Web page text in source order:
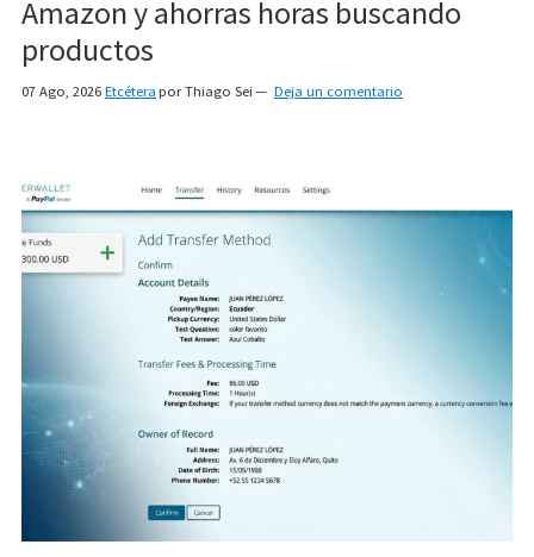
Amazon y ahorras horas buscando
productos
07 Ago, 2026 Etcétera porThiago Sei Deja un comentario